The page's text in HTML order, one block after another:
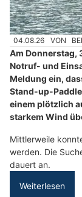
04.08.26 VON
Am Donnerstag,
Notruf- und
Meldung ein,
Stand-up-
einem plötzlich
starkem Wind
Mittlerweile
werden. Die
dauert an.
Weiterlesen